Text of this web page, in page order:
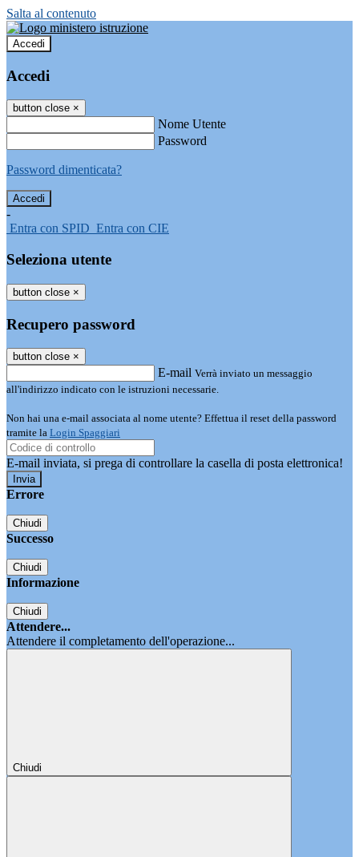
Salta al contenuto
Accedi
Accedi
button close ×
Nome Utente
Password
Password dimenticata?
-
Entra con SPID Entra con CIE
Seleziona utente
button close ×
Recupero password
button close ×
E-mail Verrà inviato un messaggio
all'indirizzo indicato con le istruzioni necessarie.
Non hai una e-mail associata al nome utente? Effettua il reset della password
tramite la Login Spaggiari
E-mail inviata, si prega di controllare la casella di posta elettronica!
Errore
Chiudi
Successo
Chiudi
Informazione
Chiudi
Attendere...
Attendere il completamento dell'operazione...
Chiudi